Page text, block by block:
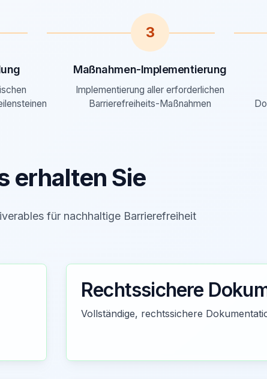
3
Maßnahmen-Implementierung
Implementierung aller erforderlichen
Barrierefreiheits-Maßnahmen
erhalten Sie
für nachhaltige Barrierefreiheit
Rechtssichere
Vollständige, rechtssichere